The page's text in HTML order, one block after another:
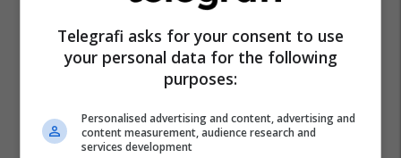
Gjakova Lokale
Komuna E Rahovecit
Telegrafi asks for your consent to use
your personal data for the following
purposes:
Personalised advertising and content, advertising and
content measurement, audience research and
services development